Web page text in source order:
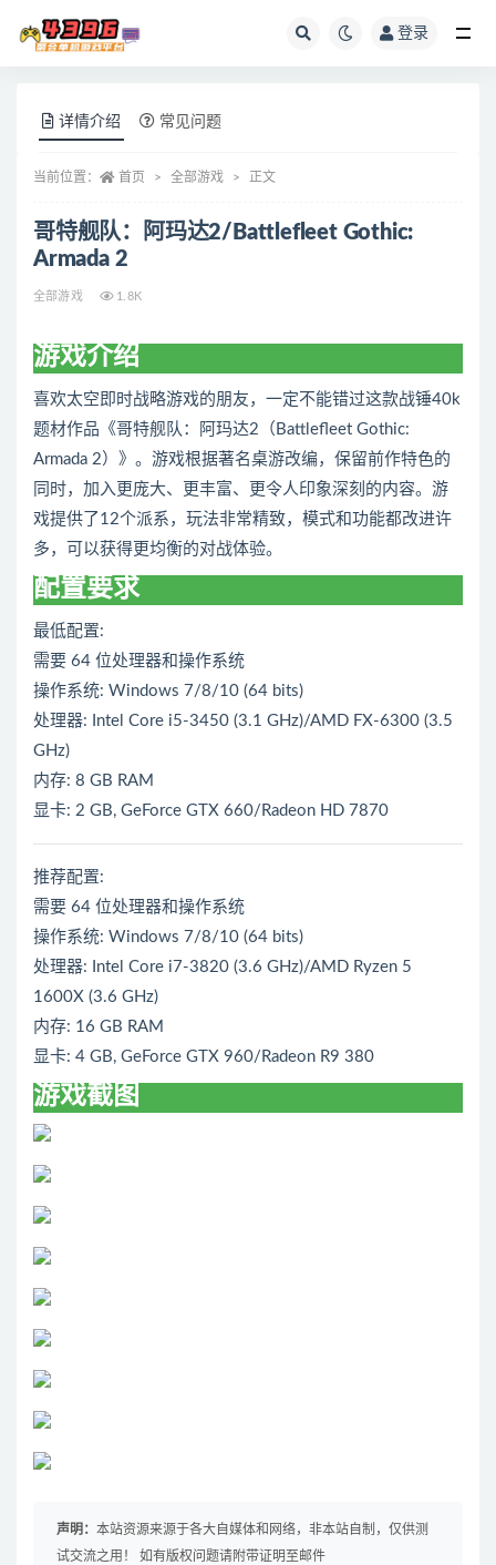
登录
详情介绍 常见问题
当前位置： 首页 全部游戏 正文
哥特舰队：阿玛达2/Battlefleet Gothic:
Armada 2
全部游戏 1.8K
游戏介绍
喜欢太空即时战略游戏的朋友，一定不能错过这款战锤40k
题材作品《哥特舰队：阿玛达2（Battlefleet Gothic:
Armada 2）》。游戏根据著名桌游改编，保留前作特色的
同时，加入更庞大、更丰富、更令人印象深刻的内容。游
戏提供了12个派系，玩法非常精致，模式和功能都改进许
多，可以获得更均衡的对战体验。
配置要求
最低配置:
需要 64 位处理器和操作系统
操作系统: Windows 7/8/10 (64 bits)
处理器: Intel Core i5-3450 (3.1 GHz)/AMD FX-6300 (3.5
GHz)
内存: 8 GB RAM
显卡: 2 GB, GeForce GTX 660/Radeon HD 7870
推荐配置:
需要 64 位处理器和操作系统
操作系统: Windows 7/8/10 (64 bits)
处理器: Intel Core i7-3820 (3.6 GHz)/AMD Ryzen 5
1600X (3.6 GHz)
内存: 16 GB RAM
显卡: 4 GB, GeForce GTX 960/Radeon R9 380
游戏截图
声明： 本站资源来源于各大自媒体和网络，非本站自制，仅供测
试交流之用！ 如有版权问题请附带证明至邮件